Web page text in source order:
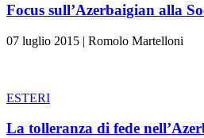
Focus sull’Azerbaigian alla
07 luglio 2015 | Romolo Martelloni
ESTERI
La tolleranza di fede